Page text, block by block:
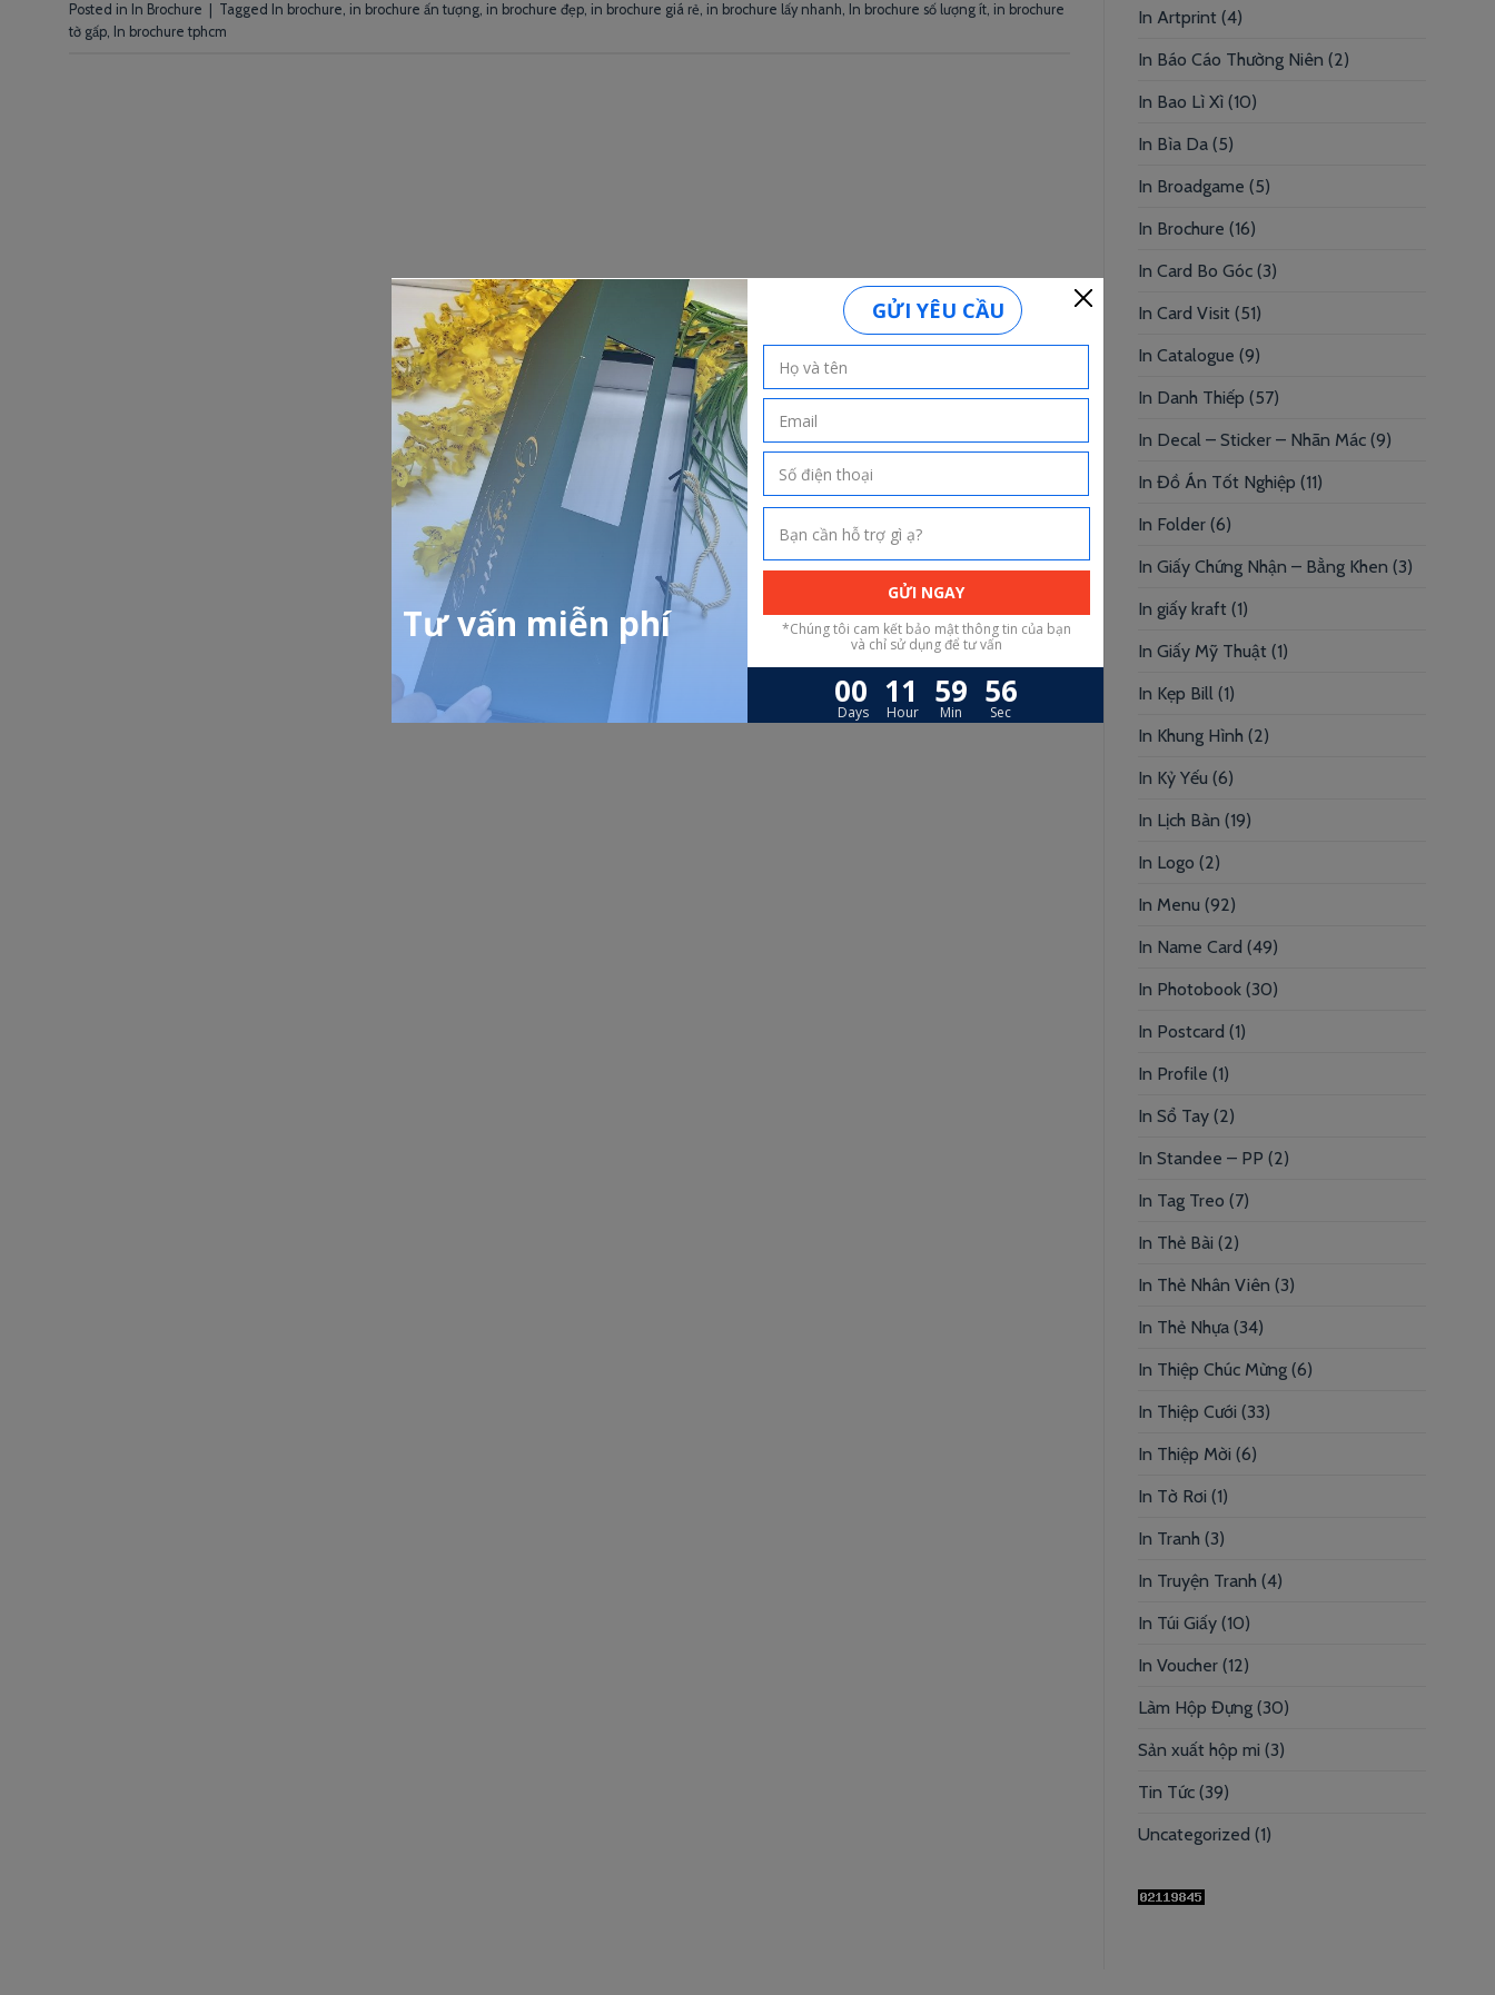
Posted in In Brochure Tagged In brochure, in brochure ấn tượng, in brochure đẹp, in brochure giá rẻ, in brochure lấy nhanh, In brochure số lượng ít, in brochure
tờ gấp, In brochure tphcm
In Artprint (4)
In Báo Cáo Thường Niên (2)
In Bao Lì Xì (10)
In Bìa Da (5)
In Broadgame (5)
In Brochure (16)
In Card Bo Góc (3)
In Card Visit (51)
In Catalogue (9)
In Danh Thiếp (57)
In Decal – Sticker – Nhãn Mác (9)
In Đồ Án Tốt Nghiệp (11)
In Folder (6)
In Giấy Chứng Nhận – Bằng Khen (3)
In giấy kraft (1)
In Giấy Mỹ Thuật (1)
In Kẹp Bill (1)
In Khung Hình (2)
In Kỷ Yếu (6)
In Lịch Bàn (19)
In Logo (2)
In Menu (92)
In Name Card (49)
In Photobook (30)
In Postcard (1)
In Profile (1)
In Sổ Tay (2)
In Standee – PP (2)
In Tag Treo (7)
In Thẻ Bài (2)
In Thẻ Nhân Viên (3)
In Thẻ Nhựa (34)
In Thiệp Chúc Mừng (6)
In Thiệp Cưới (33)
In Thiệp Mời (6)
In Tờ Rơi (1)
In Tranh (3)
In Truyện Tranh (4)
In Túi Giấy (10)
In Voucher (12)
Làm Hộp Đựng (30)
Sản xuất hộp mi (3)
Tin Tức (39)
Uncategorized (1)